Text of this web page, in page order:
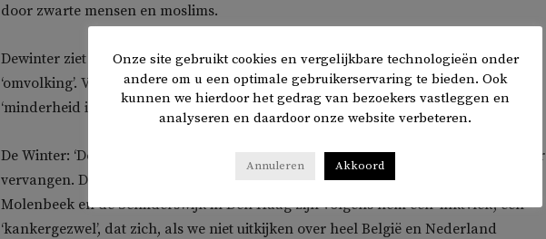
door zwarte mensen en moslims.
Dewinter ziet multiculturele wijken als het Brusselse Molenbeek als het bewijs van
‘omvolking’. Volgens Dewinter worden autochtone Europeanen straks een
‘minderheid in eigen land’ en wordt Europa straks ‘Eurabia’.
De Winter: ‘De islam is aan een opmars bezig en zal op termijn ons en onze cultuur
vervangen. Dat is de omvolking. Het is gewoon een vaststelling.’ Wijken als
Molenbeek en de Schilderswijk in Den Haag zijn volgens hem een ‘inktvlek’, een
‘kankergezwel’, dat zich, als we niet uitkijken over heel België en Nederland
Onze site gebruikt cookies en vergelijkbare technologieën onder
andere om u een optimale gebruikerservaring te bieden. Ook
kunnen we hierdoor het gedrag van bezoekers vastleggen en
analyseren en daardoor onze website verbeteren.
Annuleren Akkoord